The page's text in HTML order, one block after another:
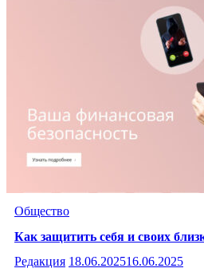
Общество
Как защитить себя и своих
Редакция 18.06.202516.06.2025